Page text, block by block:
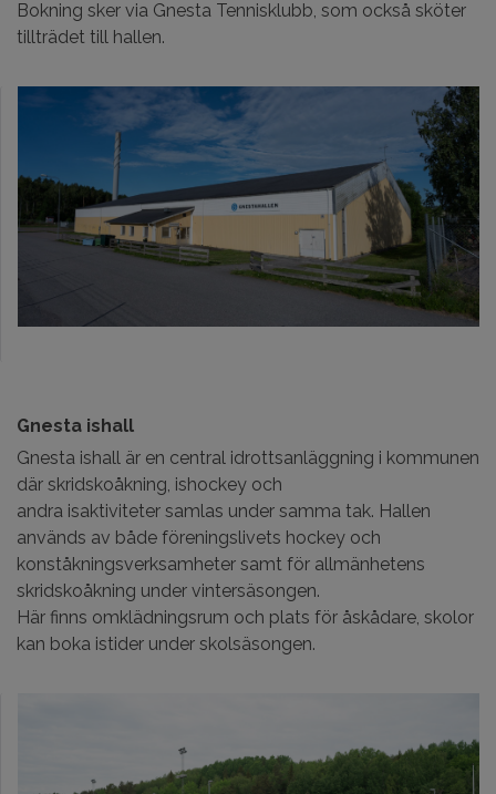
Bokning sker via Gnesta Tennisklubb, som också sköter
tillträdet till hallen.
Gnesta ishall
Gnesta ishall är en central idrottsanläggning i kommunen
där skridskoåkning, ishockey och
andra isaktiviteter samlas under samma tak. Hallen
används av både föreningslivets hockey och
konståkningsverksamheter samt för allmänhetens
skridskoåkning under vintersäsongen.
Här finns omklädningsrum och plats för åskådare, skolor
kan boka istider under skolsäsongen.